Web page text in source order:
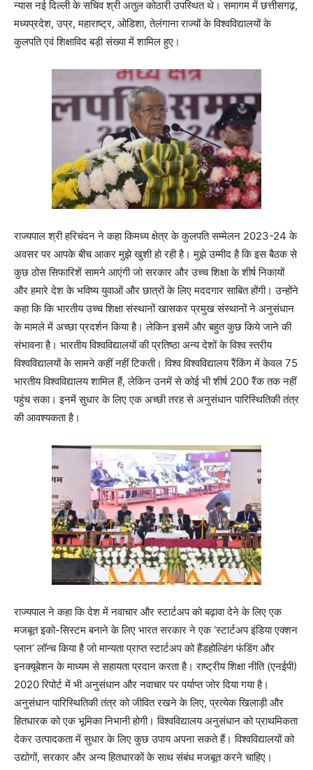
न्यास नई दिल्ली के सचिव श्री अतुल कोठारी उपस्थित थे। समागम में छत्तीसगढ़,
मध्यप्रदेश, उप्र, महाराष्ट्र, ओडिशा, तेलंगाना राज्यों के विश्वविद्यालयों के
कुलपति एवं शिक्षाविद बड़ी संख्या में शामिल हुए।
राज्यपाल श्री हरिचंदन ने कहा किमध्य क्षेत्र के कुलपति सम्मेलन 2023-24 के
अवसर पर आपके बीच आकर मुझे खुशी हो रही है। मुझे उम्मीद है कि इस बैठक से
कुछ ठोस सिफारिशें सामने आएंगी जो सरकार और उच्च शिक्षा के शीर्ष निकायों
और हमारे देश के भविष्य युवाओं और छात्रों के लिए मददगार साबित होंगी। उन्होंने
कहा कि कि भारतीय उच्च शिक्षा संस्थानों खासकर प्रमुख संस्थानों ने अनुसंधान
के मामले में अच्छा प्रदर्शन किया है। लेकिन इसमें और बहुत कुछ किये जाने की
संभावना है। भारतीय विश्वविद्यालयों की प्रतिष्ठा अन्य देशों के विश्व स्तरीय
विश्वविद्यालयों के सामने कहीं नहीं टिकती। विश्व विश्वविद्यालय रैंकिंग में केवल 75
भारतीय विश्वविद्यालय शामिल हैं, लेकिन उनमें से कोई भी शीर्ष 200 रैंक तक नहीं
पहुंच सका। इनमें सुधार के लिए एक अच्छी तरह से अनुसंधान पारिस्थितिकी तंत्र
की आवश्यकता है।
राज्यपाल ने कहा कि देश में नवाचार और स्टार्टअप को बढ़ावा देने के लिए एक
मजबूत इको-सिस्टम बनाने के लिए भारत सरकार ने एक ‘स्टार्टअप इंडिया एक्शन
प्लान‘ लॉन्च किया है जो मान्यता प्राप्त स्टार्टअप को हैंडहोल्डिंग फंडिंग और
इनक्यूबेशन के माध्यम से सहायता प्रदान करता है। राष्ट्रीय शिक्षा नीति (एनईपी)
2020 रिपोर्ट में भी अनुसंधान और नवाचार पर पर्याप्त जोर दिया गया है।
अनुसंधान पारिस्थितिकी तंत्र को जीवित रखने के लिए, प्रत्येक खिलाड़ी और
हितधारक को एक भूमिका निभानी होगी। विश्वविद्यालय अनुसंधान को प्राथमिकता
देकर उत्पादकता में सुधार के लिए कुछ उपाय अपना सकते हैं। विश्वविद्यालयों को
उद्योगों, सरकार और अन्य हितधारकों के साथ संबंध मजबूत करने चाहिए।